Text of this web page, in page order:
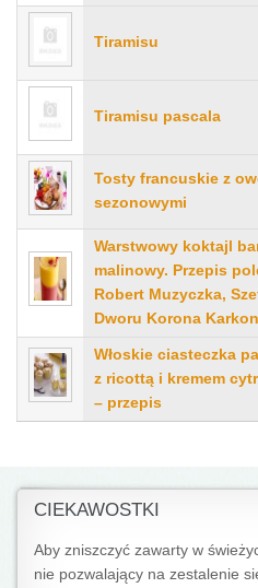
Tiramisu
Tiramisu pascala
Tosty francuskie z
sezonowymi
Warstwowy koktajl
malinowy. Przepis
Robert Muzyczka,
Dworu Korona
Włoskie ciasteczka
z ricottą i kremem
– przepis
CIEKAWOSTKI
Aby zniszczyć zawarty w
nie pozwalający na zestalenie